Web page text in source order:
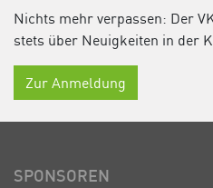
Nichts mehr verpassen: Der
stets über Neuigkeiten in der
Zur Anmeldung
SPONSOREN